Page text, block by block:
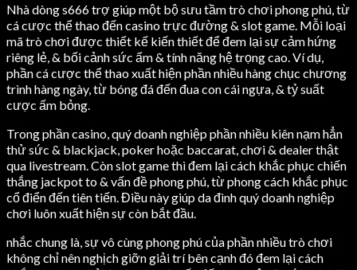
Nhà dòng s666 trợ giúp một bộ sưu tầm trò chơi phong phú, từ
cá cược thể thao đến casino trực đường & slot game. Mỗi loại
mã trò chơi được thiết kế kiến thiết để đem lại sự cảm hứng
riêng lẻ, & bối cảnh sức ấm & tính năng hệ trọng cao. Ví dụ,
phần cá cược thể thao xuất hiện phần nhiều hàng chục chương
trình hàng ngày, từ bóng đá đến đua con cái ngựa, & tỷ suất
cược ấm bỏng.
Trong phần casino, quý doanh nghiệp phần nhiều kiên nạm hẳn
thử sức & blackjack, poker hoặc baccarat, chơi & dealer thật
qua livestream. Còn slot game thì đem lại cách khắc phục chiến
thắng jackpot to & vấn đề phong phú, từ phong cách khắc phục
cổ điển đến tiên tiến. Điều này giúp da đình quý doanh nghiệp
chơi luôn xuất hiện sự còn bắt đầu.
nhắc chung là, sự vô cùng phong phú của phần nhiều trò chơi
không chỉ nên nghịch giỡn giải trí bên cạnh đó đem lại cách